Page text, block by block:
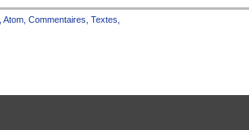
Atom Commentaires Textes